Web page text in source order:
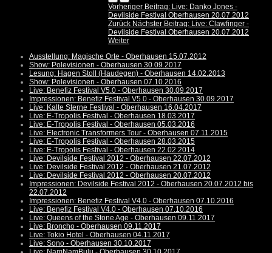
Vorheriger Beitrag: Live: Danko Jones -
Devilside Festival Oberhausen 20.07.2012
Zurück Nächster Beitrag: Live: Clawfinger -
Devilside Festival Oberhausen 20.07.2012
Weiter
Ausstellung: Magische Orte - Oberhausen 15.07.2012
Show: Polevisionen - Oberhausen 30.09.2017
Lesung: Hagen Stoll (Haudegen) - Oberhausen 14.02.2013
Show: Polevisionen - Oberhausen 07.10.2016
Live: Benefiz Festival V5.0 - Oberhausen 30.09.2017
Impressionen: Benefiz Festival V5.0 - Oberhausen 30.09.2017
Live: Kalte Sterne Festival - Oberhausen 16.04.2017
Live: E-Tropolis Festival - Oberhausen 18.03.2017
Live: E-Tropolis Festival - Oberhausen 05.03.2016
Live: Electronic Transformers Tour - Oberhausen 07.11.2015
Live: E-Tropolis Festival - Oberhausen 28.03.2015
Live: E-Tropolis Festival - Oberhausen 22.02.2014
Live: Devilside Festival 2012 - Oberhausen 22.07.2012
Live: Devilside Festival 2012 - Oberhausen 21.07.2012
Live: Devilside Festival 2012 - Oberhausen 20.07.2012
Impressionen: Devilside Festival 2012 - Oberhausen 20.07.2012 bis
22.07.2012
Impressionen: Benefiz Festival V4.0 - Oberhausen 07.10.2016
Live: Benefiz Festival V4.0 - Oberhausen 07.10.2016
Live: Queens of the Stone Age - Oberhausen 09.11.2017
Live: Broncho - Oberhausen 09.11.2017
Live: Tokio Hotel - Oberhausen 04.11.2017
Live: Sono - Oberhausen 30.10.2017